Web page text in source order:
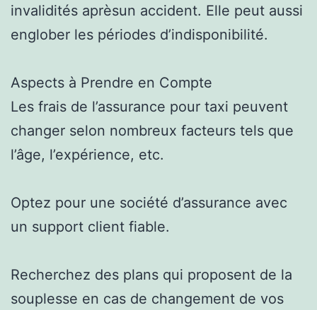
invalidités aprèsun accident. Elle peut aussi
englober les périodes d’indisponibilité.
Aspects à Prendre en Compte
Les frais de l’assurance pour taxi peuvent
changer selon nombreux facteurs tels que
l’âge, l’expérience, etc.
Optez pour une société d’assurance avec
un support client fiable.
Recherchez des plans qui proposent de la
souplesse en cas de changement de vos